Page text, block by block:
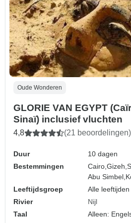
Oude Wonderen
GLORIE VAN EGYPT
Sinaï) inclusief vluchten
4,8 (21 beoordelingen)
Duur
10 dagen
Bestemmingen
Cairo,Gizeh,
Abu Simbel,
Leeftijdsgroep
Alle
Rivier
Nijl
Taal
Alleen: